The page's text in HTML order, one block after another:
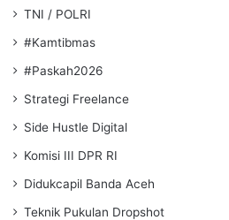
TNI / POLRI
#Kamtibmas
#Paskah2026
Strategi Freelance
Side Hustle Digital
Komisi III DPR RI
Didukcapil Banda Aceh
Teknik Pukulan Dropshot